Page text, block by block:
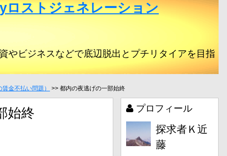
ロストジェネレーション
やビジネスなどで底辺脱出とプチリタイアを目指
金不払い問題） >> 都内の夜逃げの一部始終
始終 プロフィール
探求者Ｋ近
藤